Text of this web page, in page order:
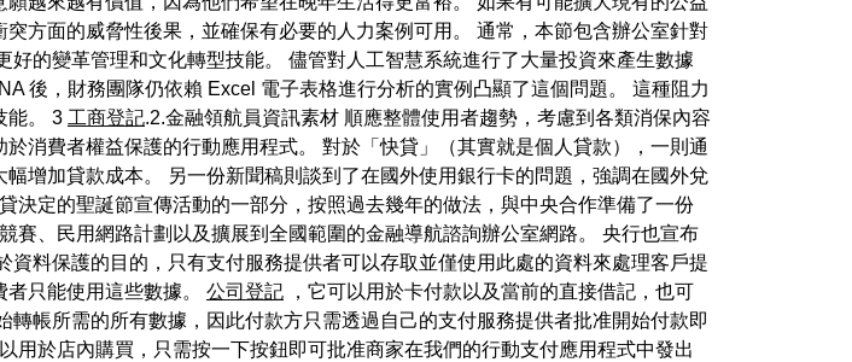
方面的威脅性後果，並確保有必要的人力案例可用。 通常，本節包含辦公室針對
的變革管理和文化轉型技能。 儘管對人工智慧系統進行了大量投資來產生數據
後，財務團隊仍依賴 Excel 電子表格進行分析的實例凸顯了這個問題。 這種阻力
能。 3 工商登記.2.金融領航員資訊素材 順應整體使用者趨勢，考慮到各類消保內容
消費者權益保護的行動應用程式。 對於「快貸」（其實就是個人貸款），一則通
增加貸款成本。 另一份新聞稿則談到了在國外使用銀行卡的問題，強調在國外兌
定的聖誕節宣傳活動的一部分，按照過去幾年的做法，與中央合作準備了一份
、民用網路計劃以及擴展到全國範圍的金融導航諮詢辦公室網路。 央行也宣布
料保護的目的，只有支付服務提供者可以存取並僅使用此處的資料來處理客戶提
只能使用這些數據。 公司登記 ，它可以用於卡付款以及當前的直接借記，也可
帳所需的所有數據，因此付款方只需透過自己的支付服務提供者批准開始付款即
於店內購買，只需按一下按鈕即可批准商家在我們的行動支付應用程式中發出